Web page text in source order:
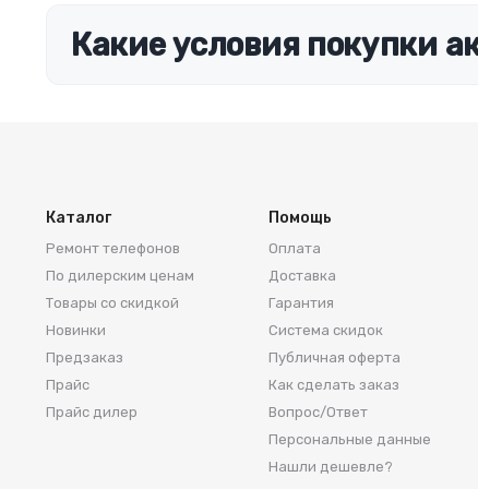
Какие условия покупки
Каталог
Ремонт телефонов
По дилерским ценам
Товары со скидкой
Новинки
Предзаказ
Прайс
Прайс дилер
Помощь
Оплата
Доставка
Гарантия
Система скидок
Публичная оферта
Как сделать заказ
Вопрос/Ответ
Персональные данные
Нашли дешевле?